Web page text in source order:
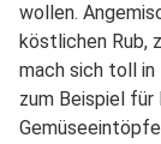
wollen.
köstlichen Rub,
mach sich toll in
zum Beispiel